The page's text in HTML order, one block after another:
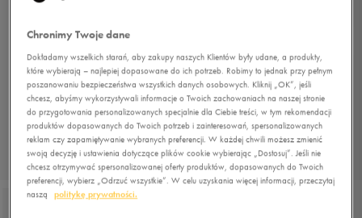
Chronimy Twoje dane
Dokładamy wszelkich starań, aby zakupy naszych Klientów były udane, a produkty,
które wybierają – najlepiej dopasowane do ich potrzeb. Robimy to jednak przy pełnym
poszanowaniu bezpieczeństwa wszystkich danych osobowych. Kliknij „OK”, jeśli
chcesz, abyśmy wykorzystywali informacje o Twoich zachowaniach na naszej stronie
do przygotowania personalizowanych specjalnie dla Ciebie treści, w tym rekomendacji
produktów dopasowanych do Twoich potrzeb i zainteresowań, spersonalizowanych
reklam czy zapamiętywanie wybranych preferencji. W każdej chwili możesz zmienić
swoją decyzję i ustawienia dotyczące plików cookie wybierając „Dostosuj”. Jeśli nie
chcesz otrzymywać spersonalizowanej oferty produktów, dopasowanych do Twoich
preferencji, wybierz „Odrzuć wszystkie”. W celu uzyskania więcej informacji, przeczytaj
naszą
politykę prywatności.